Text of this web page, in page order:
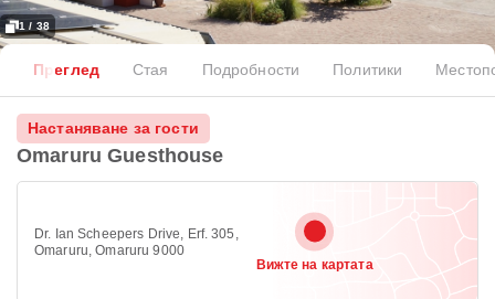
1 / 38
Преглед Стая Подробности Политики
Настаняване за гости
Omaruru Guesthouse
Dr. Ian Scheepers Drive, Erf. 305,
Omaruru, Omaruru 9000
Вижте на картата